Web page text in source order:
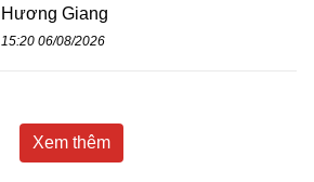
Hương Giang
15:20 06/08/2026
Xem thêm